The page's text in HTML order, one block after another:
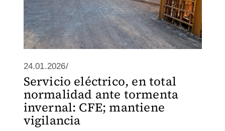
24.01.2026/
Servicio eléctrico, en total
normalidad ante tormenta
invernal: CFE; mantiene
vigilancia